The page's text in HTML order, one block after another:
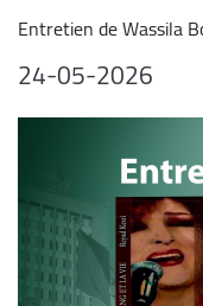
Entretien de Wassila
24-05-2026